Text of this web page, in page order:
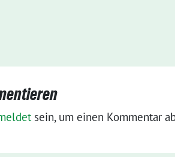
sein, um einen Kommentar